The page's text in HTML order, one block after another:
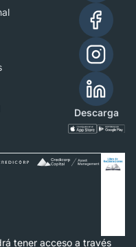
Descarga
tener acceso a través